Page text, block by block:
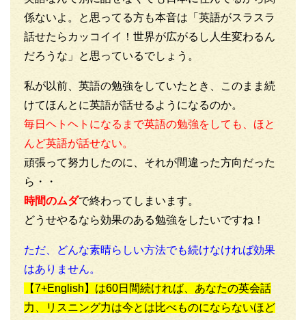
係ないよ。と思ってる方も本音は「英語がスラスラ
話せたらカッコイイ！世界が広がるし人生変わるん
だろうな」と思っているでしょう。
私が以前、英語の勉強をしていたとき、このまま続
けてほんとに英語が話せるようになるのか。
毎日ヘトヘトになるまで英語の勉強をしても、ほと
んど英語が話せない。
頑張って努力したのに、それが間違った方向だった
ら・・
時間のムダで終わってしまいます。
どうせやるなら効果のある勉強をしたいですね！
ただ、どんな素晴らしい方法でも続けなければ効果
はありません。
【7+English】は60日間続ければ、あなたの英会話
力、リスニング力は今とは比べものにならないほど